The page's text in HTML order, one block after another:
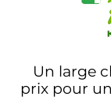
Un large
prix pour